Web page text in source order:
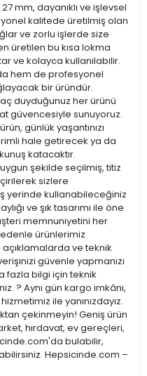
27 mm, dayanıklı ve işlevsel
kalitede üretilmiş olan
ve zorlu işlerde size
üretilen bu kısa lokma
ve kolayca kullanılabilir.
hem de profesyonel
bir üründür.
duyduğunuz her ürünü
güvencesiyle sunuyoruz.
günlük yaşantınızı
hale getirecek ya da
katacaktır.
şekilde seçilmiş, titiz
sizlere
yerinde kullanabileceğiniz
ve şık tasarımı ile öne
memnuniyetini her
ürünlerimiz
ve teknik
güvenle yapmanızı
fazla bilgi için teknik
? Aynı gün kargo imkânı,
ile yanınızdayız.
çekinmeyin! Geniş ürün
hırdavat, ev gereçleri,
bulabilir,
Hepsicinde.com –